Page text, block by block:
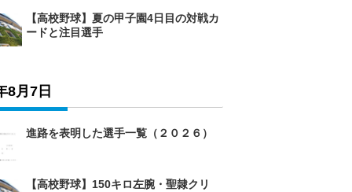
【高校野球】夏の甲子園4日目の対戦カ
ードと注目選手
8月7日
進路を表明した選手一覧（２０２６）
【高校野球】150キロ左腕・聖隷クリ